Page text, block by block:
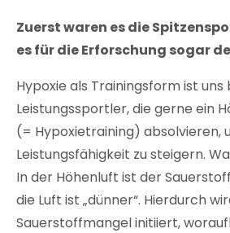
Zuerst waren es die
es für die Erforschung sogar
Hypoxie als Trainingsform ist
Leistungssportler, die gerne ein
(= Hypoxietraining) absolvieren,
Leistungsfähigkeit zu steigern.
In der Höhenluft ist der
die Luft ist „dünner“. Hierdurch
Sauerstoffmangel initiiert,